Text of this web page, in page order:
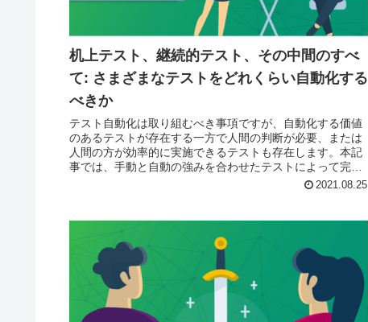
机上テスト、継続的テスト、その中間のすべ
て: さまざまなテストをどれくらい自動化する
べきか
テスト自動化は取り組むべき事項ですが、自動化する価値
のあるテストが存在する一方で人間の判断が必要、または
人間の方が効率的に実施できるテストも存在します。本記
事では、手動と自動の強みを合わせたテストによって完全
なテストを実現するために、検討するべき事をご紹介して
2021.08.25